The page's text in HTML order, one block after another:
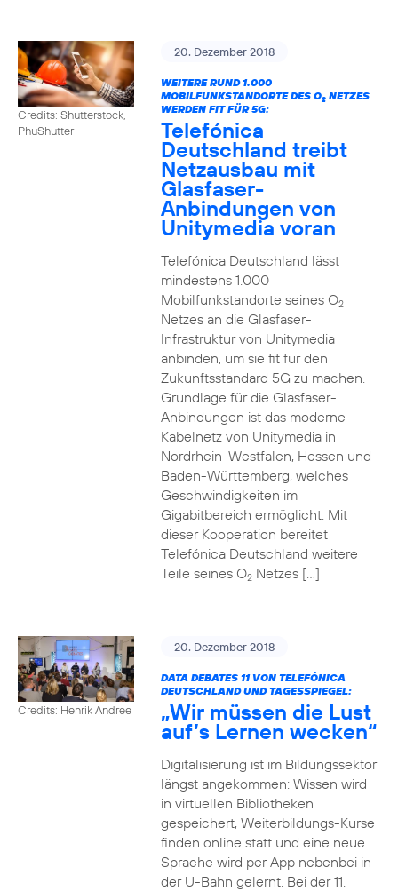
Credits: Shutterstock,
PhuShutter
20. Dezember 2018
WEITERE RUND 1.000
MOBILFUNKSTANDORTE DES O2NETZES
WERDEN FIT FÜR 5G:
Telefónica
Deutschland treibt
Netzausbau mit
Glasfaser-
Anbindungen von
Unitymedia voran
Telefónica Deutschland lässt
mindestens 1.000
Mobilfunkstandorte seines O2
Netzes an die Glasfaser-
Infrastruktur von Unitymedia
anbinden, um sie fit für den
Zukunftsstandard 5G zu machen.
Grundlage für die Glasfaser-
Anbindungen ist das moderne
Kabelnetz von Unitymedia in
Nordrhein-Westfalen, Hessen und
Baden-Württemberg, welches
Geschwindigkeiten im
Gigabitbereich ermöglicht. Mit
dieser Kooperation bereitet
Telefónica Deutschland weitere
Teile seines O2Netzes […]
Credits: Henrik Andree
20. Dezember 2018
DATA DEBATES 11 VON TELEFÓNICA
DEUTSCHLAND UND TAGESSPIEGEL:
„Wir müssen die Lust
auf’s Lernen wecken“
Digitalisierung ist im Bildungssektor
längst angekommen: Wissen wird
in virtuellen Bibliotheken
gespeichert, Weiterbildungs-Kurse
finden online statt und eine neue
Sprache wird per App nebenbei in
der U-Bahn gelernt. Bei der 11.